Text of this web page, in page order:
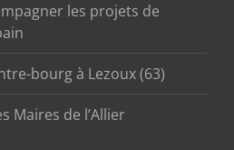
les projets de
bourg à Lezoux (63)
Maires de l’Allier